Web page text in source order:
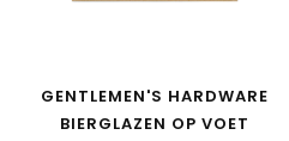
GENTLEMEN'S HARDWARE
BIERGLAZEN OP VOET